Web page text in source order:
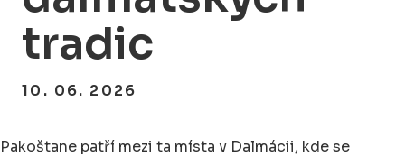
tradic
10. 06. 2026
Pakoštane patří mezi ta místa v Dalmácii, kde se